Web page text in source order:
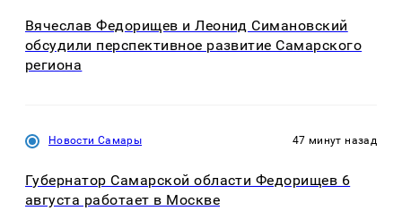
Вячеслав Федорищев и Леонид Симановский
обсудили перспективное развитие Самарского
региона
Новости Самары 47 минут назад
Губернатор Самарской области Федорищев 6
августа работает в Москве